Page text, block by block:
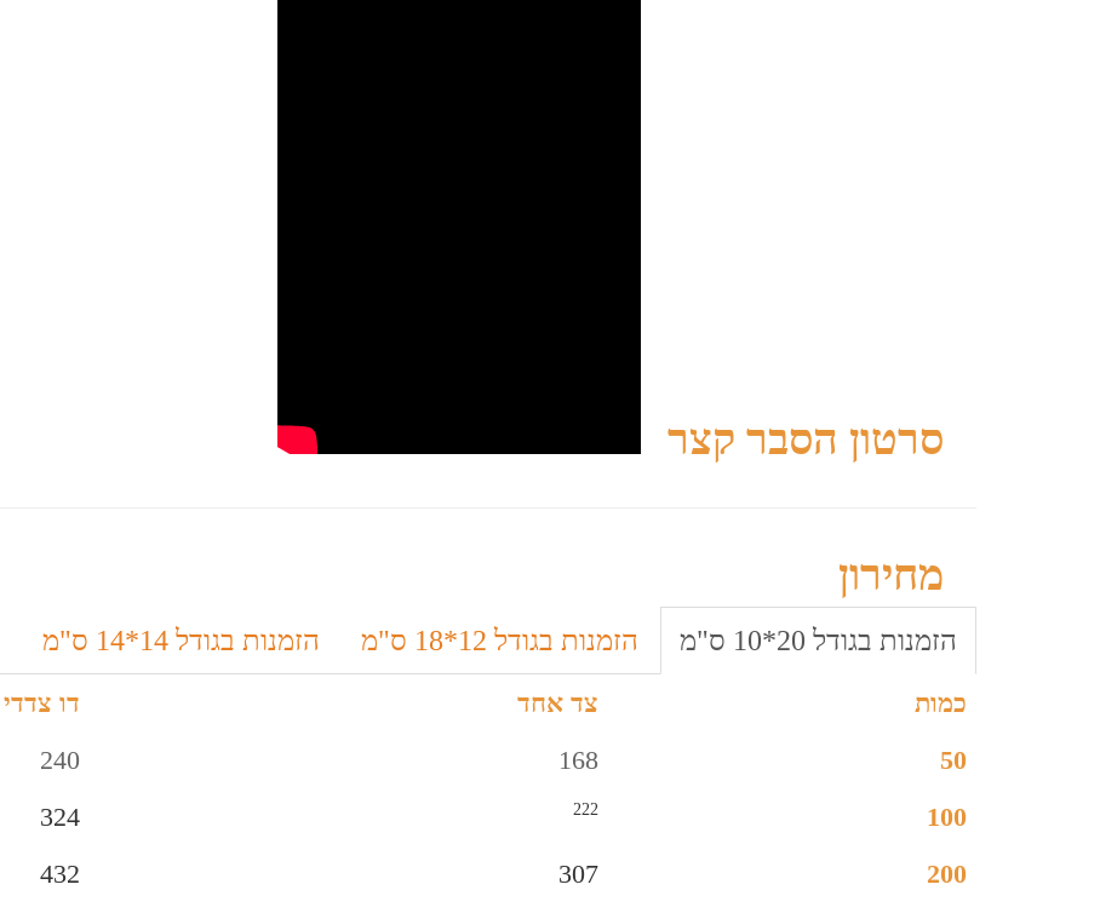
סרטון הסבר קצר
מחירון
הזמנות בגודל 20*10 ס"מ הזמנות בגודל 12*18 ס"מ הזמנות בגודל 14*14 ס"מ
כמות צד אחד
דו צדדי
50
168
240
100
222
324
200
307
432